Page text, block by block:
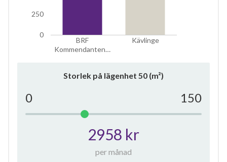
BRF
Kommendanten…
Kävlinge
0
250
Storlek på lägenhet 50 (m²)
0 150
2958 kr
per månad